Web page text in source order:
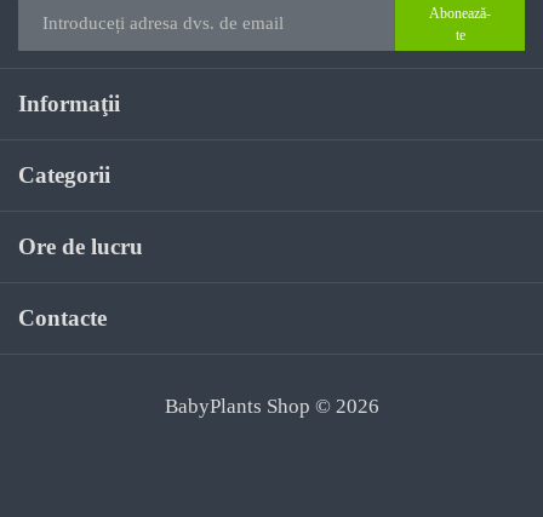
Abonează-
te
Informaţii
Categorii
Ore de lucru
Contacte
BabyPlants Shop © 2026